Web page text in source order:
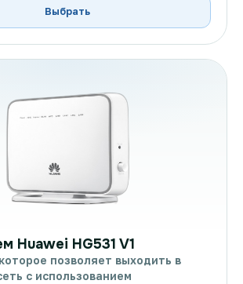
Выбрать
Huawei HG531 V1
позволяет выходить в
с использованием